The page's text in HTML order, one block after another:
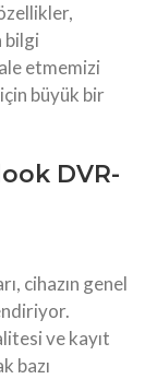
bilgi
etmemizi
büyük bir
DVR-
cihazın genel
ve kayıt
bazı